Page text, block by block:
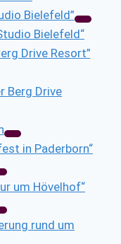
Bielefeld”
Bielefeld“
Drive Resort”
Berg Drive
in Paderborn“
um Hövelhof“
rund um